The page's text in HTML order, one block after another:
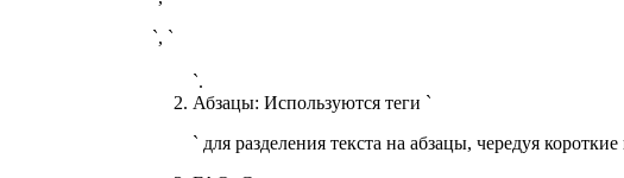
`, `
`.
Абзацы: Используются теги `
` для разделения текста на абзацы, чередуя